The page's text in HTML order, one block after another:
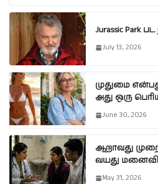
Jurassic Park
July 13, 2026
முதுமை
அது ஒரு
June 30, 2026
ஆறாவது
வயது
May 31, 2026